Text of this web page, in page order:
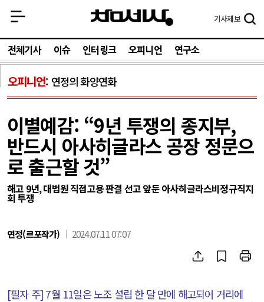
기사제보
전체기사 이슈 인터링크 오피니언 연구소
오피니언 연정의 화양연화
이별예감: “9년 투쟁의 종지부,
반드시 아사히글라스 공장 정문으
로 출근할 것”
해고 9년, 대법원 직접고용 판결 선고 앞둔 아사히글라스비정규직지
회 투쟁
연정(르포작가) 2024.07.11 07:07
[필자 주] 7월 11일은 노조 설립 한 달 만에 해고되어 거리에